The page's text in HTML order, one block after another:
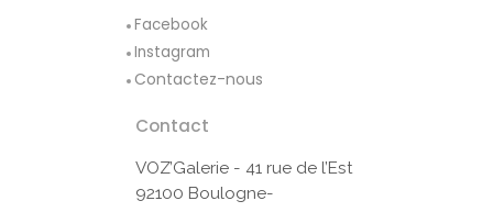
Facebook
Instagram
Contactez-nous
Contact
VOZ’Galerie - 41 rue de l’Est
92100 Boulogne-